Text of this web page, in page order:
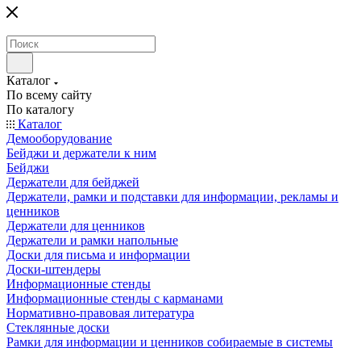
Каталог
По всему сайту
По каталогу
Каталог
Демооборудование
Бейджи и держатели к ним
Бейджи
Держатели для бейджей
Держатели, рамки и подставки для информации, рекламы и
ценников
Держатели для ценников
Держатели и рамки напольные
Доски для письма и информации
Доски-штендеры
Информационные стенды
Информационные стенды с карманами
Нормативно-правовая литература
Стеклянные доски
Рамки для информации и ценников собираемые в системы